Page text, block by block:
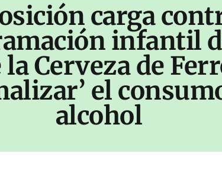
carga
infantil
la Cerveza de
el
alcohol